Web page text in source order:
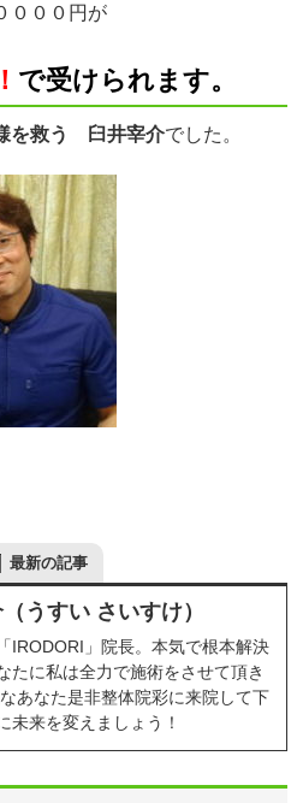
０００円が
で受けられます。
を救う 臼井宰介でした。
最新の記事
うすい さいすけ）
」院長。本気で根本解決
たに私は全力で施術をさせて頂き
あなた是非整体院彩に来院して下
未来を変えましょう！